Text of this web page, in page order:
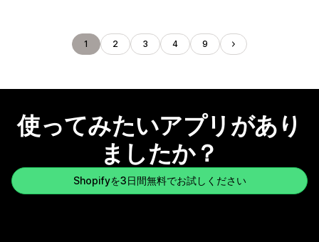
1 2 3 4 9
使ってみたいアプリがあり
ましたか？
Shopifyを3日間無料でお試しください